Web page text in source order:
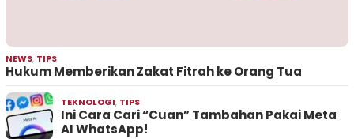
NEWS, TIPS
Hukum Memberikan Zakat Fitrah ke Orang Tua
TEKNOLOGI, TIPS
Ini Cara Cari “Cuan” Tambahan Pakai Meta
AI WhatsApp!